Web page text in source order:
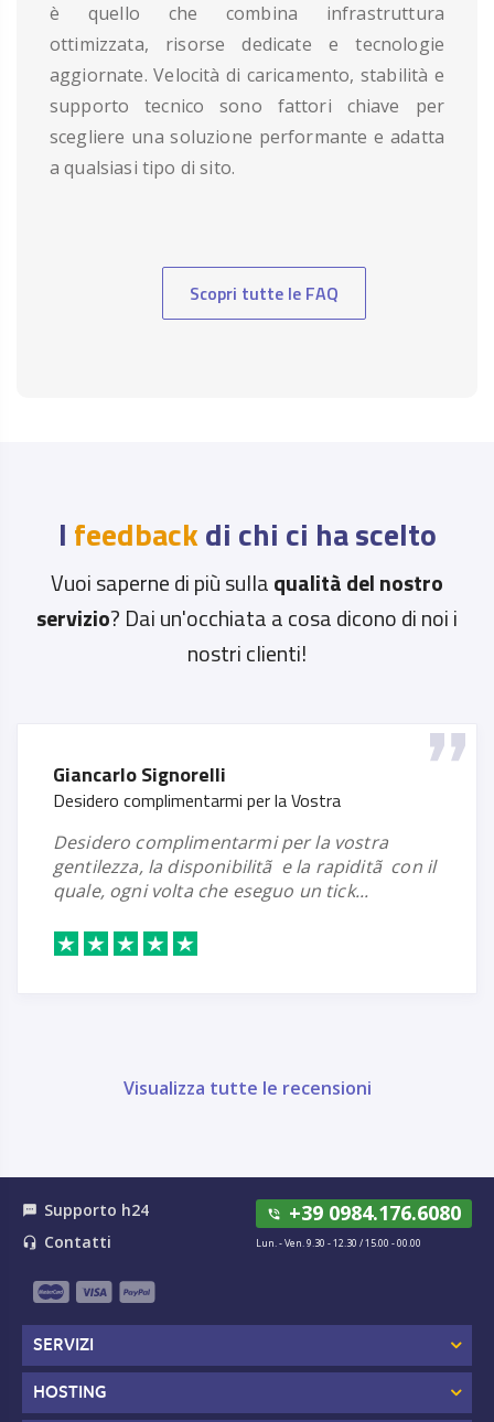
è quello che combina infrastruttura
ottimizzata, risorse dedicate e tecnologie
aggiornate. Velocità di caricamento, stabilità e
supporto tecnico sono fattori chiave per
scegliere una soluzione performante e adatta
a qualsiasi tipo di sito.
Scopri tutte le FAQ
I feedbackdi chi ci ha scelto
Vuoi saperne di più sullaqualità del nostro
servizio? Dai un'occhiata a cosa dicono di noi i
nostri clienti!
Giancarlo Signorelli
Desidero complimentarmi per la Vostra
desidero complimentarmi per la vostra
gentilezza, la disponibilitã e la rapiditã con il
quale, ogni volta che eseguo un tick...
Visualizza tutte le recensioni
textsms Supporto h24
headset_mic Contatti
phone_in_talk +39 0984.176.6080
Lun. - Ven. 9.30 - 12.30 / 15.00 - 00.00
SERVIZI
HOSTING